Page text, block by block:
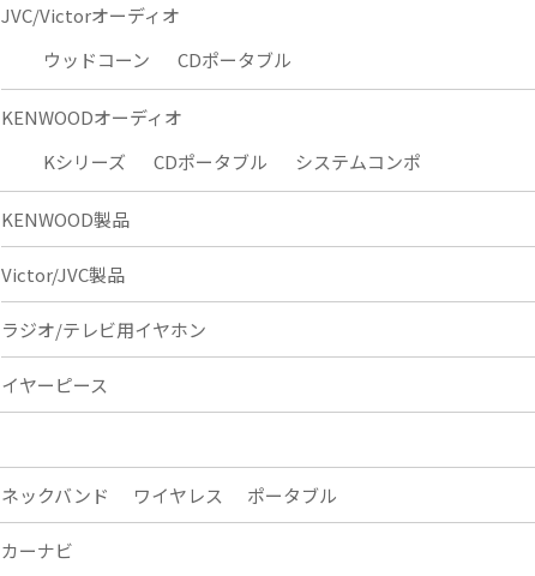
JVC/Victorオーディオ
ウッドコーン
CDポータブル
KENWOODオーディオ
Kシリーズ
CDポータブル システムコンポ
KENWOOD製品
Victor/JVC製品
ラジオ/テレビ用イヤホン
イヤーピース
ネックバンド ワイヤレス ポータブル
カーナビ